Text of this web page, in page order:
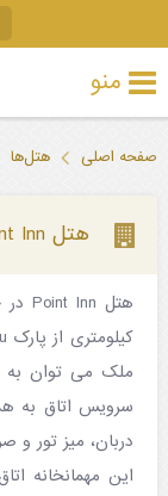
منو
تور
لحظه
جاذبه‌های
گردشگری
صفحه اصلی هتل‌ها
هتل Point Inn مالدیو
سرویس اتاق به
دربان، میز تور و
این مهمانخانه